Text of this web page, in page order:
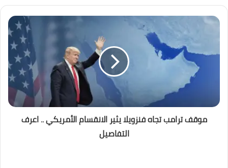
موقف ترامب تجاه فنزويلا يثير الانقسام الأمريكي .. اعرف
التفاصيل